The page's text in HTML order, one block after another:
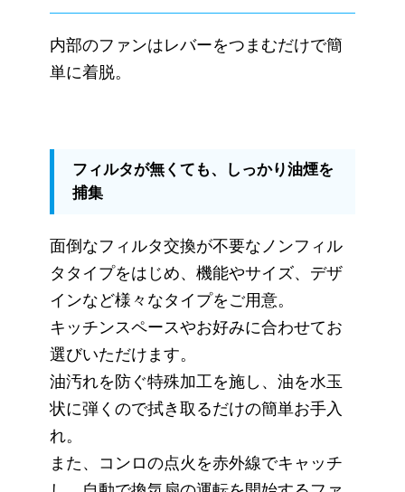
内部のファンはレバーをつまむだけで簡
単に着脱。
フィルタが無くても、しっかり油煙を
捕集
面倒なフィルタ交換が不要なノンフィル
タタイプをはじめ、機能やサイズ、デザ
インなど様々なタイプをご用意。
キッチンスペースやお好みに合わせてお
選びいただけます。
油汚れを防ぐ特殊加工を施し、油を水玉
状に弾くので拭き取るだけの簡単お手入
れ。
また、コンロの点火を赤外線でキャッチ